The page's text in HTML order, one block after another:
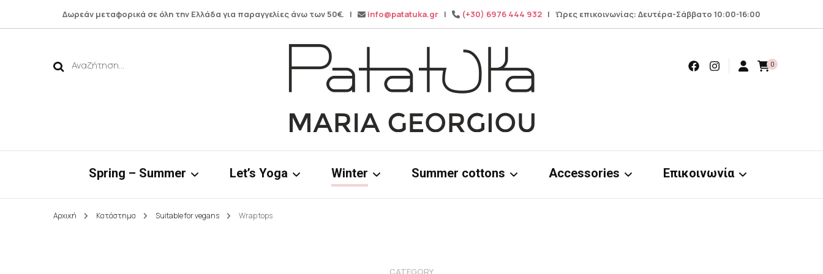
Δωρεάν μεταφορικά σε όλη την Ελλάδα για παραγγελίες άνω των 50€. | info@patatuka.gr | (+30) 6976 444 932 | Ώρες επικοινωνίας: Δευτέρα-Σάββατο 10:00-16:00
Αναζήτηση
Patatuka
Maria Georgiou
0
Spring – Summer Let’s Yoga Winter Summer cottons Accessories Επικοινωνία
Αρχική Κατάστημα Suitable for vegans Wrap tops
CATEGORY